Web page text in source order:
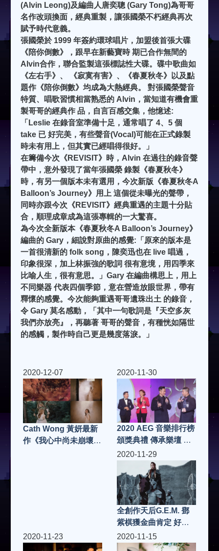
(Alvin Leong)及編曲人唐奕聰 (Gary Tong)為哥哥
名作改頭換面，經典重製，讓張國榮不朽經典再次
賦予時代意義。
張國榮於 1999 年簽約環球唱片，加盟後首張大碟
《陪你倒數》，跟早在新藝寶時 期已合作無間的
Alvin合作，聯合監製這張標誌性大碟。碟中歌曲如
《左右手》、 《寂寞有害》、《春夏秋冬》以及點
題作《陪你倒數》均成為大熱經典。 對張國榮聲音
特質、唱歌習慣相當熟悉的 Alvin，當知道有機會重
製哥哥的經典作 品，自言百感交集，他憶述:
「Leslie 在錄音室準備十足，通常唱了 4、5 個
take 已 好完美，有些聲音(Vocal)可能在正式錄製
時未有用上，但其實已經唱得很好。」
在籌備今次《REVISIT》時，Alvin 在過往的錄音聲
帶中，意外發現了當年張國榮 錄製《春夏秋冬》
時，有另一個版本未有選用，今次新版《春夏秋冬A
Balloon’s Journey》用上 這個從未曝光的聲帶，
同時亦跟今次《REVISIT》經典重遇的主題十分貼
合，順理成章成為這張專輯的一大驚喜。
為今次全新版本《春夏秋冬A Balloon’s Journey》
編曲的 Gary，細說對原曲的感覺:「原來的版本是
一首很清新的 folk song，陳奕迅也在 live 唱過，
印象很深，加上林振強的歌詞 很有意境，用四季來
比喻人生，很有意思。」Gary 在編曲構思上，用上
不同樂器 代表四個季節，意在營造放眼世界，帶有
釋懷的感覺。今次能夠重遇哥哥遺珠出土 的錄音，
令 Gary 莫名感動，「其中一句歌詞是『天空多灰
我們亦放亮』，再聽著 哥哥的聲音，有種恍如隔世
的感觸，製作時自己更是幾度落淚。」
2020-12-07
Cath Wong 黃妍最新
作《我心中尚未崩壞的
2020-11-30
2020 AEG 音樂排行榜
頒獎典禮 傳承樂壇 嘉
許歌手音樂人
2020-11-29
全創作天后G.E.M. 鄧
紫棋獲金曲肯定 好歌
再一波 氣勢磅礡新單
曲〈萬國覺醒〉上架
2020-11-23 2020-11-15